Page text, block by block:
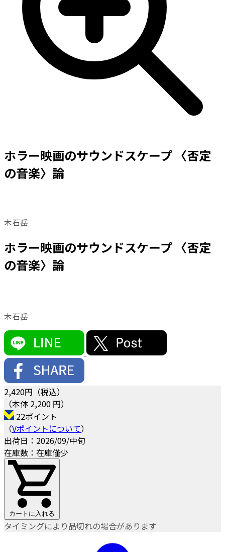
ホラー映画のサウンドスケープ 〈否定
の音楽〉論
木石岳
ホラー映画のサウンドスケープ 〈否定
の音楽〉論
木石岳
2,420円（税込）
（本体 2,200 円）
22ポイント
（Vポイントについて）
出荷日：2026/09/中旬
在庫数：在庫僅少
カートに入れる
タイミングにより品切れの場合があります